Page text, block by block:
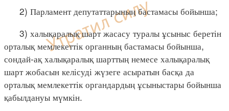
2) Парламент депутаттарының бастамасы бойынша;
3) халықаралық шарт жасасу туралы ұсыныс беретін
орталық мемлекеттік органның бастамасы бойынша,
сондай-ақ халықаралық шарттың немесе халықаралық
шарт жобасын келісуді жүзеге асыратын басқа да
орталық мемлекеттік органдардың ұсыныстары бойынша
қабылдануы мүмкін.